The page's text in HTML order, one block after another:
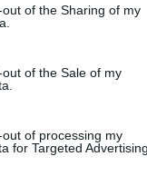
visit or usage behaviour.
to Google and its
specified purposes
of the Sharing of my
of the Sale of my
of processing my
for Targeted Advertising.
Διακοπές στη